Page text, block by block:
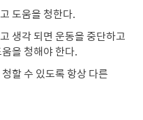
도움을 청한다.
생각 되면 운동을 중단하고
을 청해야 한다.
할 수 있도록 항상 다른